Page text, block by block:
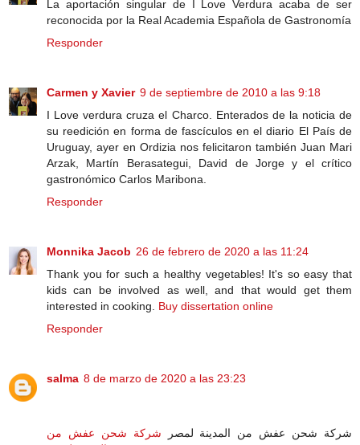
La aportación singular de I Love Verdura acaba de ser
reconocida por la Real Academia Española de Gastronomía
Responder
Carmen y Xavier 9 de septiembre de 2010 a las 9:18
I Love verdura cruza el Charco. Enterados de la noticia de
su reedición en forma de fascículos en el diario El País de
Uruguay, ayer en Ordizia nos felicitaron también Juan Mari
Arzak, Martín Berasategui, David de Jorge y el crítico
gastronómico Carlos Maribona.
Responder
Monnika Jacob 26 de febrero de 2020 a las 11:24
Thank you for such a healthy vegetables! It's so easy that
kids can be involved as well, and that would get them
interested in cooking. Buy dissertation online
Responder
salma 8 de marzo de 2020 a las 23:23
شركة شحن عفش من المدينة لمصر شركة شحن عفش من